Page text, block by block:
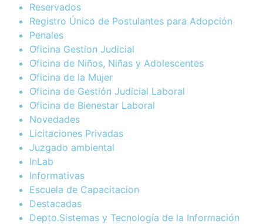
Reservados
Registro Único de Postulantes para Adopción
Penales
Oficina Gestion Judicial
Oficina de Niños, Niñas y Adolescentes
Oficina de la Mujer
Oficina de Gestión Judicial Laboral
Oficina de Bienestar Laboral
Novedades
Licitaciones Privadas
Juzgado ambiental
InLab
Informativas
Escuela de Capacitacion
Destacadas
Depto.Sistemas y Tecnología de la Información